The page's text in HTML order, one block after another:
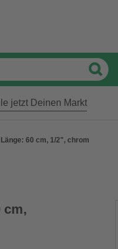
jetzt Deinen Markt
60 cm, 1/2", chrom
cm,